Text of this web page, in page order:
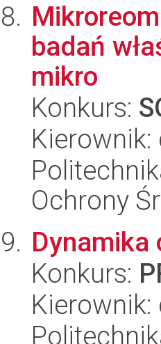
badań
mikro
Konkurs:
Kierownik:
Ochrony
Dynamika
Konkurs:
Kierownik: